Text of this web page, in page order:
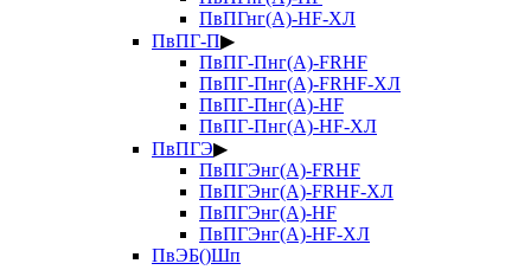
ПвПГнг(А)-HF-ХЛ
ПвПГ-П▶
ПвПГ-Пнг(А)-FRHF
ПвПГ-Пнг(А)-FRHF-ХЛ
ПвПГ-Пнг(А)-HF
ПвПГ-Пнг(А)-HF-ХЛ
ПвПГЭ▶
ПвПГЭнг(А)-FRHF
ПвПГЭнг(А)-FRHF-ХЛ
ПвПГЭнг(А)-HF
ПвПГЭнг(А)-HF-ХЛ
ПвЭБ()Шп